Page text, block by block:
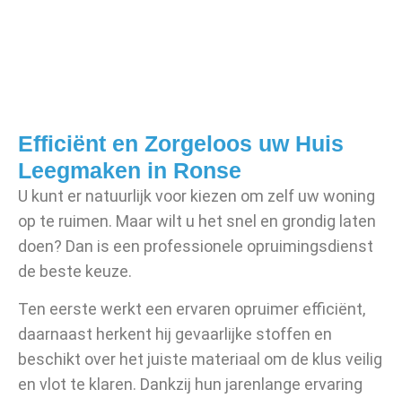
Efficiënt en Zorgeloos uw Huis
Leegmaken in Ronse
U kunt er natuurlijk voor kiezen om zelf uw woning
op te ruimen. Maar wilt u het snel en grondig laten
doen? Dan is een professionele opruimingsdienst
de beste keuze.
Ten eerste werkt een ervaren opruimer efficiënt,
daarnaast herkent hij gevaarlijke stoffen en
beschikt over het juiste materiaal om de klus veilig
en vlot te klaren. Dankzij hun jarenlange ervaring